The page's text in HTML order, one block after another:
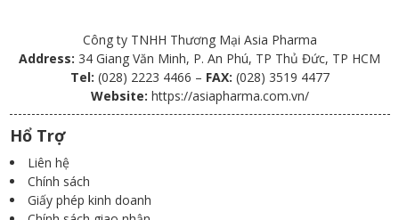
Công ty TNHH Thương Mại Asia Pharma
Address: 34 Giang Văn Minh, P. An Phú, TP Thủ Đức, TP HCM
Tel: (028) 2223 4466 – FAX: (028) 3519 4477
Website: https://asiapharma.com.vn/
Hổ Trợ
Liên hệ
Chính sách
Giấy phép kinh doanh